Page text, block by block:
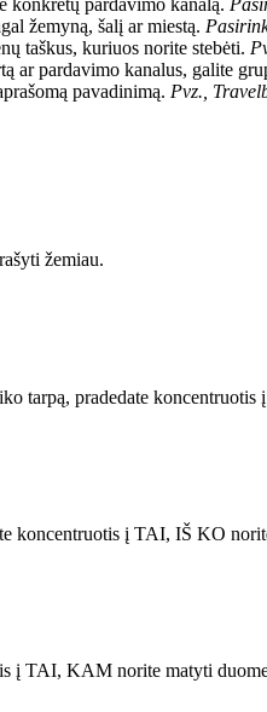
konkretų pardavimo kanalą.
žemyną, šalį ar miestą.
taškus, kuriuos norite stebėti.
ar pardavimo kanalus, galite
pavadinimą. Pvz.,
žemiau.
tarpą, pradedate
koncentruotis į TAI, IŠ KO
į TAI, KAM norite matyti